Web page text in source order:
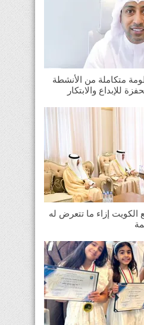
متكاملة من الأنشطة
للإبداع والابتكار
إزاء ما تتعرض له